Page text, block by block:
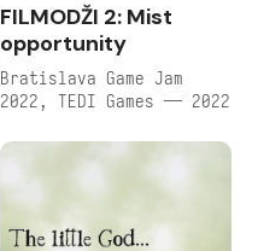
FILMODŽI 2: Mist
opportunity
Bratislava Game Jam
2022, TEDI Games — 2022